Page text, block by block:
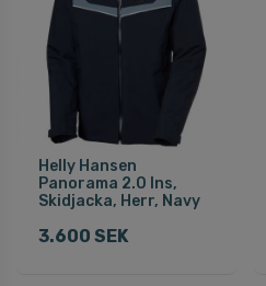
Helly Hansen
Panorama 2.0 Ins,
Skidjacka, Herr, Navy
3.600 SEK